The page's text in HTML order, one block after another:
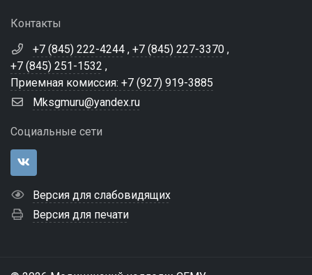
Контакты
+7 (845) 222-4244 , +7 (845) 227-3370 ,
+7 (845) 251-1532 ,
Приемная комиссия: +7 (927) 919-3885
Mksgmuru@yandex.ru
Социальные сети
Версия для слабовидящих
Версия для печати